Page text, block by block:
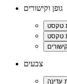
גופן וקישורים
צבעים